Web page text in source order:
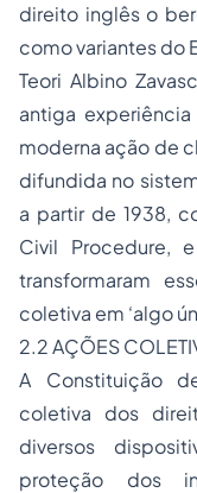
direito inglês o
como variantes do
Teori Albino
antiga
moderna ação de
difundida no
a partir de 1938,
Civil Procedure,
transformaram
coletiva em ‘algo
2.2 AÇÕES
A Constituição
coletiva dos
diversos
proteção dos